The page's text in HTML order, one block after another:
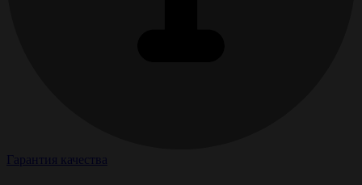
Гарантия качества